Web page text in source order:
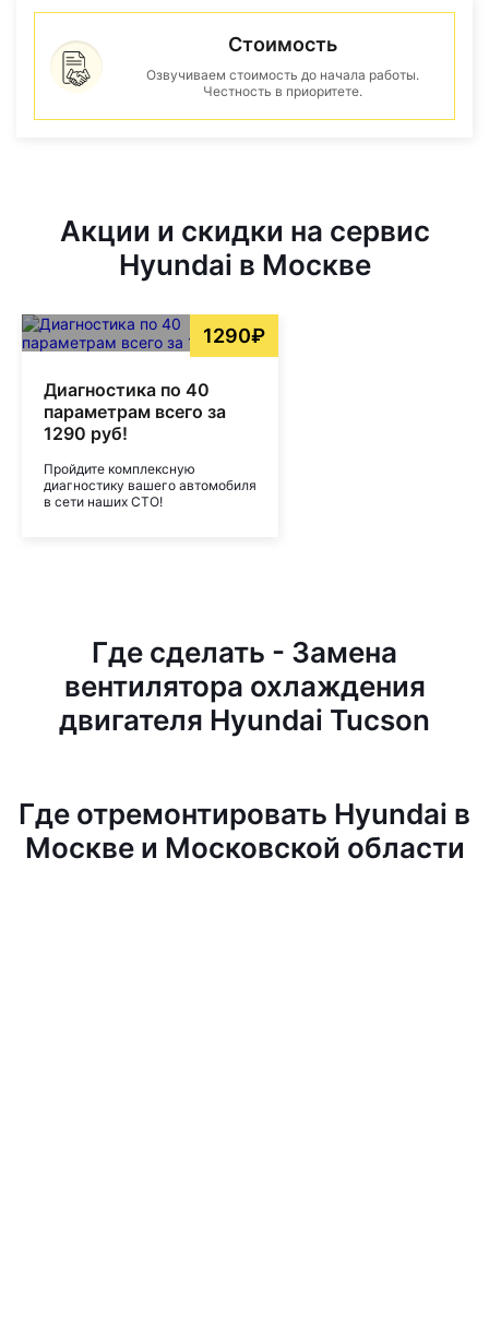
Стоимость
Озвучиваем стоимость до начала работы.
Честность в приоритете.
Акции и скидки на сервис
Hyundai в Москве
1290₽
Диагностика по 40
параметрам всего за
1290 руб!
Пройдите комплексную
диагностику вашего автомобиля
в сети наших СТО!
Где сделать - Замена
вентилятора охлаждения
двигателя Hyundai Tucson
Где отремонтировать Hyundai в
Москве и Московской области